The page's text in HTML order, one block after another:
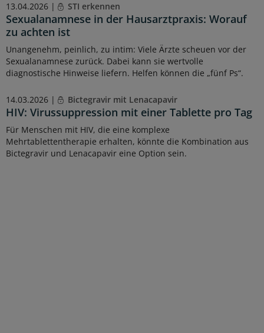
13.04.2026 | STI erkennen
Sexualanamnese in der Hausarztpraxis: Worauf
zu achten ist
Unangenehm, peinlich, zu intim: Viele Ärzte scheuen vor der
Sexualanamnese zurück. Dabei kann sie wertvolle
diagnostische Hinweise liefern. Helfen können die „fünf Ps“.
14.03.2026 | Bictegravir mit Lenacapavir
HIV: Virussuppression mit einer Tablette pro Tag
Für Menschen mit HIV, die eine komplexe
Mehrtablettentherapie erhalten, könnte die Kombination aus
Bictegravir und Lenacapavir eine Option sein.